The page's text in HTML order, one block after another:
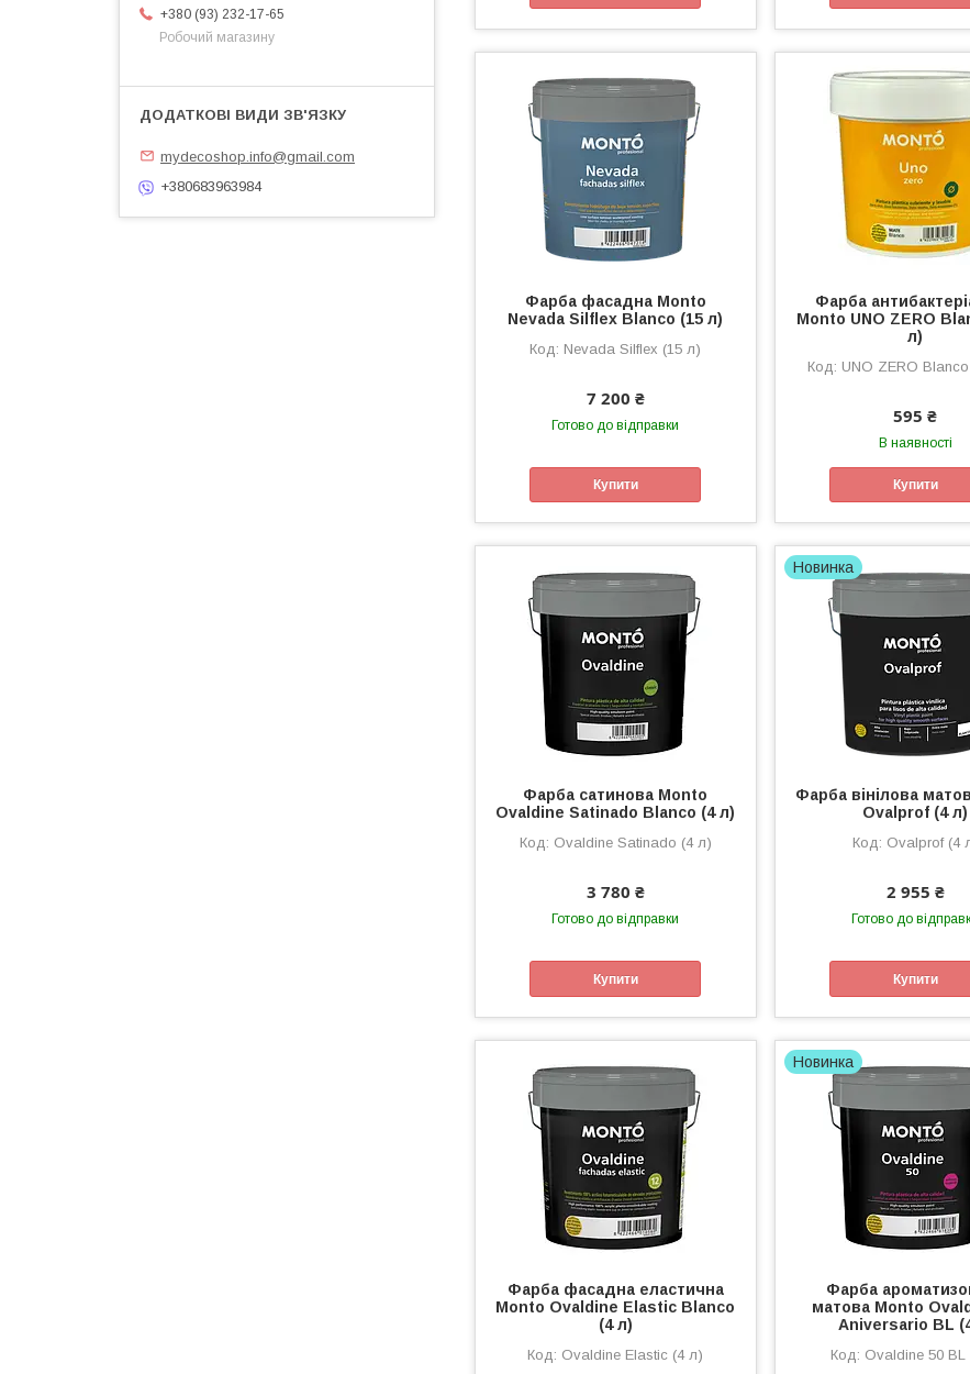
Фарба фасадна Monto
Nevada Silflex Blanco (15 л)
Nevada Silflex (15 л)
7 200 ₴
Готово до відправки
Купити
Фарба
Monto UNO ZERO
л)
UNO ZERO
595 ₴
В наявності
Купити
Фарба сатинова Monto
Ovaldine Satinado Blanco (4 л)
Ovaldine Satinado (4 л)
3 780 ₴
Готово до відправки
Купити
Новинка
Фарба вінілова
Ovalprof (4 л)
Ovalprof (4
2 955 ₴
Готово до
Купити
Фарба фасадна еластична
Monto Ovaldine Elastic Blanco
(4 л)
Ovaldine Elastic (4 л)
Новинка
Фарба
матова Monto
Aniversario BL
Ovaldine 50 BL
+380 (93) 232-17-65
Робочий магазину
mydecoshop.info@gmail.com
+380683963984